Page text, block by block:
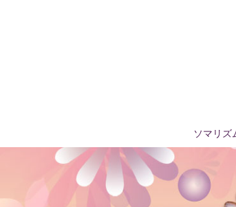
ソマリズ